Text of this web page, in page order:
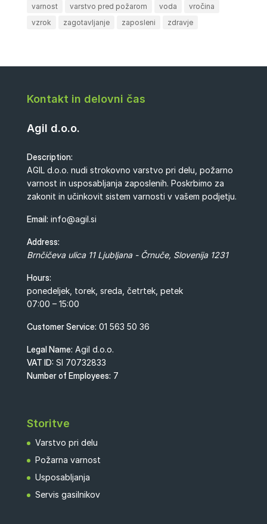
varnost
varstvo pred požarom voda
vročina
vzrok
zagotavljanje zaposleni zdravje
Kontakt in delovni čas
Agil d.o.o.
Description:
AGIL d.o.o. nudi strokovno varstvo pri delu, požarno
varnost in usposabljanja zaposlenih. Poskrbimo za
zakonit in učinkovit sistem varnosti v vašem podjetju.
Email: info@agil.si
Address:
Brnčičeva ulica 11 Ljubljana - Črnuče, Slovenija 1231
Hours:
ponedeljek, torek, sreda, četrtek, petek
07:00 – 15:00
Customer Service: 01 563 50 36
Legal Name: Agil d.o.o.
VAT ID: SI 70732833
Number of Employees: 7
Storitve
Varstvo pri delu
Požarna varnost
Usposabljanja
Servis gasilnikov